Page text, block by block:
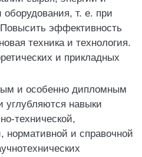
т. е. при
эффективность
техника и технология.
и прикладных
и особенно дипломным
углубляются навыки
технической,
нормативной и справочной